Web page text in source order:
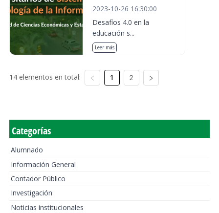
2023-10-26 16:30:00
Desafíos 4.0 en la
educación s...
Leer más
14 elementos en total: 1 2
Categorías
Alumnado
Información General
Contador Público
Investigación
Noticias institucionales